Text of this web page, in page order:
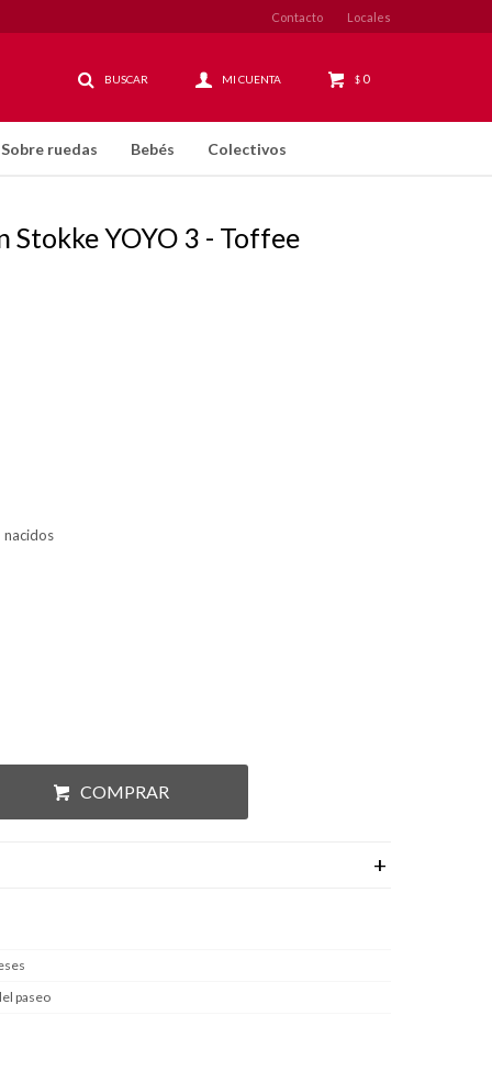
Sobre ruedas Bebés Colectivos
$ 0
Contacto Locales
Stokke YOYO 3 - Toffee
nacidos
COMPRAR
paseo